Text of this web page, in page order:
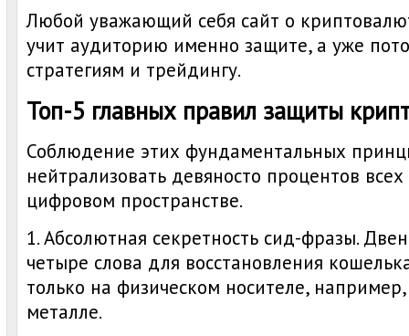
Любой уважающий себя сайт о
учит аудиторию именно защите, а уже
стратегиям и трейдингу.
Топ-5 главных правил защиты
Соблюдение этих фундаментальных
нейтрализовать девяносто процентов
цифровом пространстве.
1. Абсолютная секретность сид-фразы.
четыре слова для восстановления
только на физическом носителе,
металле.